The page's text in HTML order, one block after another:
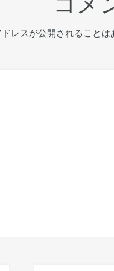
ドレスが公開されることは